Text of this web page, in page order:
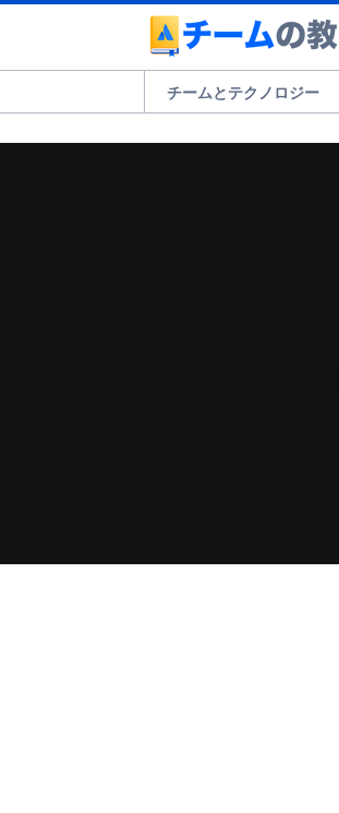
チームとテクノロジー